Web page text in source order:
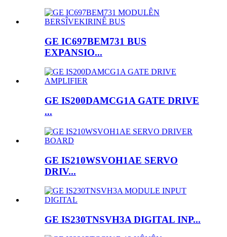
GE IC697BEM731 BUS
EXPANSIO...
GE IS200DAMCG1A GATE DRIVE
...
GE IS210WSVOH1AE SERVO
DRIV...
GE IS230TNSVH3A DIGITAL INP...